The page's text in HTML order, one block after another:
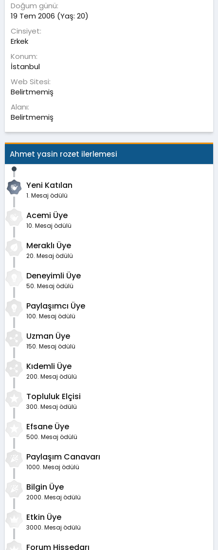
Doğum günü
19 Tem 2006 (Yaş: 20)
Cinsiyet
Erkek
Konum
İstanbul
Web Sitesi
Belirtmemiş
Alanı
Belirtmemiş
Ahmet yasin rozet ilerlemesi
Yeni Katılan
1. Mesaj ödülü
Acemi Üye
10. Mesaj ödülü
Meraklı Üye
20. Mesaj ödülü
Deneyimli Üye
50. Mesaj ödülü
Paylaşımcı Üye
100. Mesaj ödülü
Uzman Üye
150. Mesaj ödülü
Kıdemli Üye
200. Mesaj ödülü
Topluluk Elçisi
300. Mesaj ödülü
Efsane Üye
500. Mesaj ödülü
Paylaşım Canavarı
1000. Mesaj ödülü
Bilgin Üye
2000. Mesaj ödülü
Etkin Üye
3000. Mesaj ödülü
Forum Hissedarı